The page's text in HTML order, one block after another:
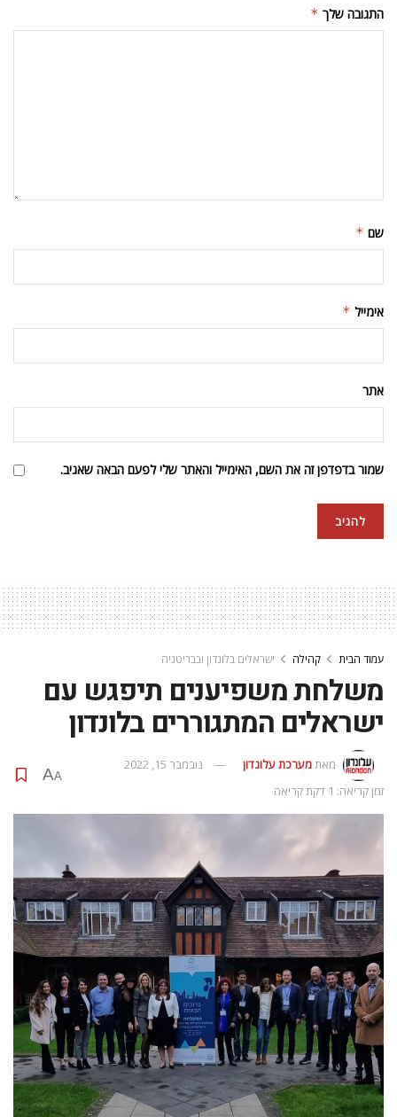
התגובה שלך *
שם *
אימייל *
אתר
שמור בדפדפן זה את השם, האימייל והאתר שלי לפעם הבאה שאגיב.
עמוד הבית קהילה ישראלים בלונדון ובבריטניה
משלחת משפיענים תיפגש עם
ישראלים המתגוררים בלונדון
מאתמערכת עלונדון
נובמבר 15, 2022
זמן קריאה: 1 דקת קריאה
A
A